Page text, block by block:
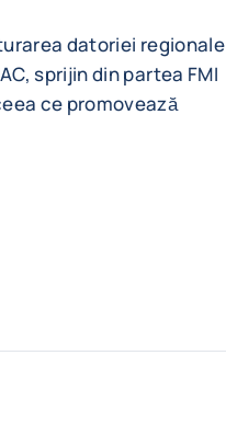
datoriei regionale
sprijin din partea FMI
ce promovează